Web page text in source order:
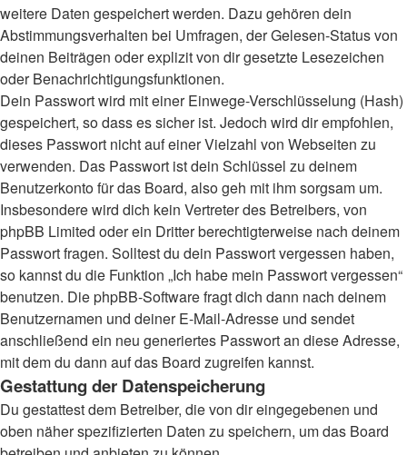
weitere Daten gespeichert werden. Dazu gehören dein
Abstimmungsverhalten bei Umfragen, der Gelesen-Status von
deinen Beiträgen oder explizit von dir gesetzte Lesezeichen
oder Benachrichtigungsfunktionen.
Dein Passwort wird mit einer Einwege-Verschlüsselung (Hash)
gespeichert, so dass es sicher ist. Jedoch wird dir empfohlen,
dieses Passwort nicht auf einer Vielzahl von Webseiten zu
verwenden. Das Passwort ist dein Schlüssel zu deinem
Benutzerkonto für das Board, also geh mit ihm sorgsam um.
Insbesondere wird dich kein Vertreter des Betreibers, von
phpBB Limited oder ein Dritter berechtigterweise nach deinem
Passwort fragen. Solltest du dein Passwort vergessen haben,
so kannst du die Funktion „Ich habe mein Passwort vergessen“
benutzen. Die phpBB-Software fragt dich dann nach deinem
Benutzernamen und deiner E-Mail-Adresse und sendet
anschließend ein neu generiertes Passwort an diese Adresse,
mit dem du dann auf das Board zugreifen kannst.
Gestattung der Datenspeicherung
Du gestattest dem Betreiber, die von dir eingegebenen und
oben näher spezifizierten Daten zu speichern, um das Board